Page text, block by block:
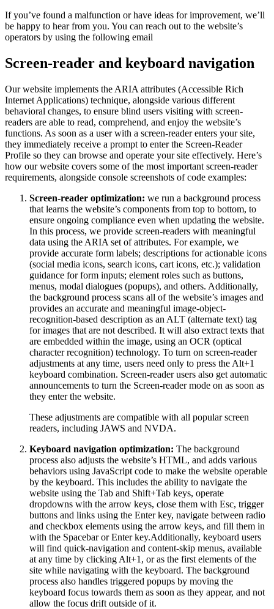
If you’ve found a malfunction or have ideas for improvement, we’ll
be happy to hear from you. You can reach out to the website’s
operators by using the following email
Screen-reader and keyboard navigation
Our website implements the ARIA attributes (Accessible Rich
Internet Applications) technique, alongside various different
behavioral changes, to ensure blind users visiting with screen-
readers are able to read, comprehend, and enjoy the website’s
functions. As soon as a user with a screen-reader enters your site,
they immediately receive a prompt to enter the Screen-Reader
Profile so they can browse and operate your site effectively. Here’s
how our website covers some of the most important screen-reader
requirements, alongside console screenshots of code examples:
Screen-reader optimization: we run a background process
that learns the website’s components from top to bottom, to
ensure ongoing compliance even when updating the website.
In this process, we provide screen-readers with meaningful
data using the ARIA set of attributes. For example, we
provide accurate form labels; descriptions for actionable icons
(social media icons, search icons, cart icons, etc.); validation
guidance for form inputs; element roles such as buttons,
menus, modal dialogues (popups), and others. Additionally,
the background process scans all of the website’s images and
provides an accurate and meaningful image-object-
recognition-based description as an ALT (alternate text) tag
for images that are not described. It will also extract texts that
are embedded within the image, using an OCR (optical
character recognition) technology. To turn on screen-reader
adjustments at any time, users need only to press the Alt+1
keyboard combination. Screen-reader users also get automatic
announcements to turn the Screen-reader mode on as soon as
they enter the website.
These adjustments are compatible with all popular screen
readers, including JAWS and NVDA.
Keyboard navigation optimization: The background
process also adjusts the website’s HTML, and adds various
behaviors using JavaScript code to make the website operable
by the keyboard. This includes the ability to navigate the
website using the Tab and Shift+Tab keys, operate
dropdowns with the arrow keys, close them with Esc, trigger
buttons and links using the Enter key, navigate between radio
and checkbox elements using the arrow keys, and fill them in
with the Spacebar or Enter key.Additionally, keyboard users
will find quick-navigation and content-skip menus, available
at any time by clicking Alt+1, or as the first elements of the
site while navigating with the keyboard. The background
process also handles triggered popups by moving the
keyboard focus towards them as soon as they appear, and not
allow the focus drift outside of it.